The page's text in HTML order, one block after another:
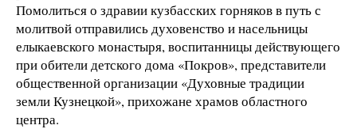
Помолиться о здравии кузбасских горняков в путь с
молитвой отправились духовенство и насельницы
елыкаевского монастыря, воспитанницы действующего
при обители детского дома «Покров», представители
общественной организации «Духовные традиции
земли Кузнецкой», прихожане храмов областного
центра.